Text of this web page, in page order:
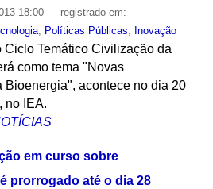
18:00 — registrado em:
, Políticas Públicas, Inovação
Ciclo Temático Civilização da
como tema "Novas
Bioenergia", acontece no dia 20
no IEA.
em curso sobre
prorrogado até o dia 28